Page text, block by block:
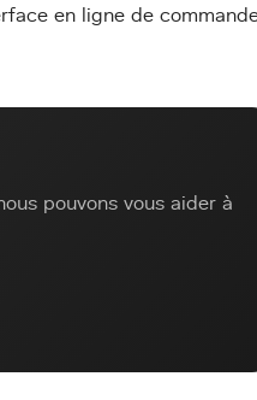
en ligne de
pouvons vous aider à